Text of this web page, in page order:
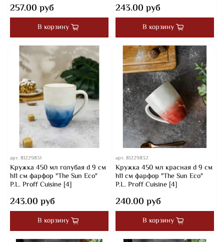
257.00 руб
В корзину
243.00 руб
В корзину
арт.81229831
Кружка 450 мл голубая d 9 см
h11 см фарфор "The Sun Eco"
P.L. Proff Cuisine [4]
243.00 руб
В корзину
арт.81229832
Кружка 450 мл красная d 9 см
h11 см фарфор "The Sun Eco"
P.L. Proff Cuisine [4]
240.00 руб
В корзину